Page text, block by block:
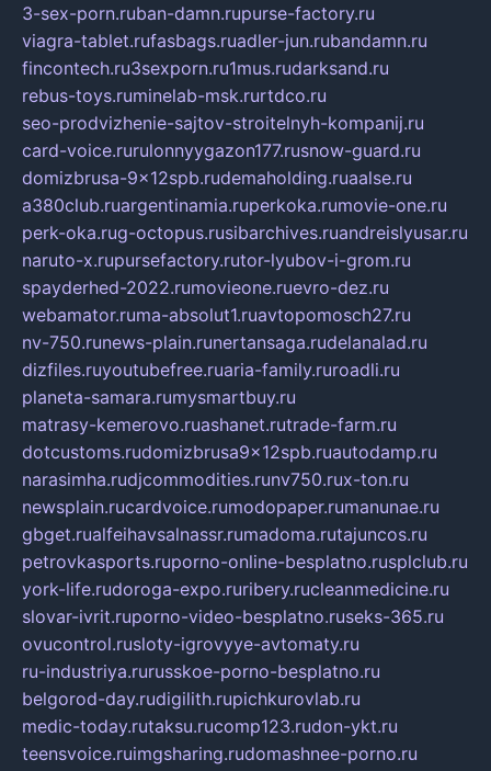
3-sex-porn.ruban-damn.rupurse-factory.ru
viagra-tablet.rufasbags.ruadler-jun.rubandamn.ru
fincontech.ru3sexporn.ru1mus.rudarksand.ru
rebus-toys.ruminelab-msk.rurtdco.ru
seo-prodvizhenie-sajtov-stroitelnyh-kompanij.ru
card-voice.rurulonnyygazon177.rusnow-guard.ru
domizbrusa-9x12spb.rudemaholding.ruaalse.ru
a380club.ruargentinamia.ruperkoka.rumovie-one.ru
perk-oka.rug-octopus.rusibarchives.ruandreislyusar.ru
naruto-x.rupursefactory.rutor-lyubov-i-grom.ru
spayderhed-2022.rumovieone.ruevro-dez.ru
webamator.ruma-absolut1.ruavtopomosch27.ru
nv-750.runews-plain.runertansaga.rudelanalad.ru
dizfiles.ruyoutubefree.ruaria-family.ruroadli.ru
planeta-samara.rumysmartbuy.ru
matrasy-kemerovo.ruashanet.rutrade-farm.ru
dotcustoms.rudomizbrusa9x12spb.ruautodamp.ru
narasimha.rudjcommodities.runv750.rux-ton.ru
newsplain.rucardvoice.rumodopaper.rumanunae.ru
gbget.rualfeihavsalnassr.rumadoma.rutajuncos.ru
petrovkasports.ruporno-online-besplatno.rusplclub.ru
york-life.rudoroga-expo.ruribery.rucleanmedicine.ru
slovar-ivrit.ruporno-video-besplatno.ruseks-365.ru
ovucontrol.rusloty-igrovyye-avtomaty.ru
ru-industriya.rurusskoe-porno-besplatno.ru
belgorod-day.rudigilith.rupichkurovlab.ru
medic-today.rutaksu.rucomp123.rudon-ykt.ru
teensvoice.ruimgsharing.rudomashnee-porno.ru